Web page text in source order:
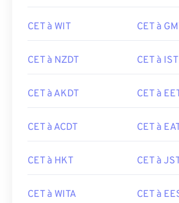
CET à WIT CET à
CET à NZDT CET à IST
CET à AKDT CET à
CET à ACDT CET à
CET à HKT CET à
CET à WITA CET à